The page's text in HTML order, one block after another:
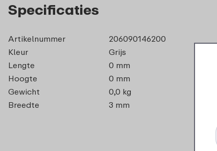
Specificaties
Artikelnummer
206090146200
Kleur
Grijs
Lengte
0 mm
Hoogte
0 mm
Gewicht
0,0 kg
Breedte
3 mm